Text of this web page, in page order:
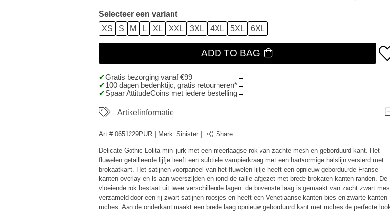
Selecteer een variant
XS
S M L XL XXL 3XL 4XL 5XL 6XL
ADD TO BAG
Gratis bezorging vanaf €99
100 dagen bedenktijd, gratis retourneren*
Spaar AttitudeCoins met iedere bestelling
Artikelinformatie
Art.# 0651229PUR Merk: Sinister Share
Delicate Gothic Lolita mini-jurk met een meerlaagse rok van zachte mesh en geborduurd kant. Het
fluwelen getailleerde lijfje heeft een subtiele vampierkraag met een hartvormige halslijn versierd met
brokaatkant. Het satijnen voorpaneel van het fluwelen lijfje heeft een opnieuw geborduurde Franse
kanten overlay en is aan weerszijden en rond de taille afgezet met brede brokaten kanten randen. De
vloeiende rok bestaat uit twee verschillende lagen: de bovenste laag is gemaakt van zacht zwart
verzameld door een rij zwart satijnen roosjes en heeft een Venetiaanse kanten bies en zwarte kanten
ruches. Aan de onderkant maakt een brede laag opnieuw geborduurd kant met ruches de perfecte